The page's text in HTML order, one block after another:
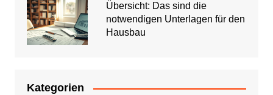
Übersicht: Das sind die
notwendigen Unterlagen für den
Hausbau
Kategorien